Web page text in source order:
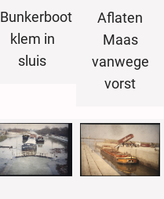
Bunkerboot
klem in
sluis
Aflaten
Maas
vanwege
vorst